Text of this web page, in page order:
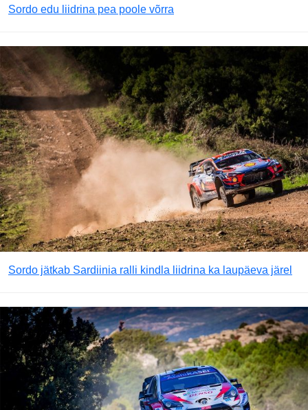
Sordo edu liidrina pea poole võrra
Sordo jätkab Sardiinia ralli kindla liidrina ka laupäeva järel